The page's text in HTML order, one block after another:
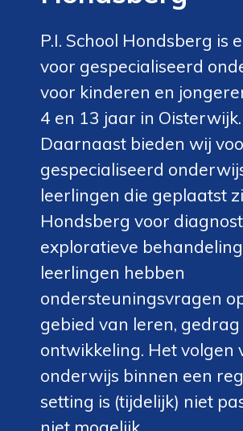
P.I. School Hondsberg is
voor gespecialiseerd
voor kinderen en
4 en 13 jaar in Oisterwijk.
Daarnaast bieden wij
gespecialiseerd
leerlingen die geplaatst
Hondsberg voor
exploratieve
leerlingen hebben
ondersteuningsvragen
gebied van leren,
ontwikkeling. Het volgen
onderwijs binnen een
setting is (tijdelijk) niet